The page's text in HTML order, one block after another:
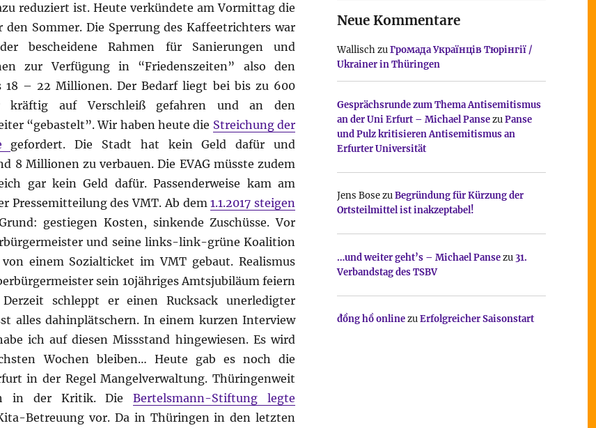
reduziert ist. Heute verkündete am Vormittag die
Sommer. Die Sperrung des Kaffeetrichters war
bescheidene Rahmen für Sanierungen und
zur Verfügung in “Friedenszeiten” also den
18 – 22 Millionen. Der Bedarf liegt bei bis zu 600
kräftig auf Verschleiß gefahren und an den
“gebastelt”. Wir haben heute die Streichung der
gefordert. Die Stadt hat kein Geld dafür und
8 Millionen zu verbauen. Die EVAG müsste zudem
gar kein Geld dafür. Passenderweise kam am
Pressemitteilung des VMT. Ab dem1.1.2017 steigen
gestiegen Kosten, sinkende Zuschüsse. Vor
und seine links-link-grüne Koalition
einem Sozialticket im VMT gebaut. Realismus
sein 10jähriges Amtsjubiläum feiern
schleppt er einen Rucksack unerledigter
alles dahinplätschern. In einem kurzen Interview
ich auf diesen Missstand hingewiesen. Es wird
Wochen bleiben… Heute gab es noch die
in der Regel Mangelverwaltung. Thüringenweit
in der Kritik. DieBertelsmann-Stiftung legte
Betreuung vor. Da in Thüringen in den letzten
Neue Kommentare
WallischzuГромада Українців Тюрінгії /
Ukrainer in Thüringen
Gesprächsrunde zum Thema Antisemitismus
an der Uni Erfurt – Michael PansezuPanse
und Pulz kritisieren Antisemitismus an
Erfurter Universität
Jens BosezuBegründung für Kürzung der
Ortsteilmittel ist inakzeptabel!
…und weiter geht’s – Michael Pansezu31.
Verbandstag des TSBV
đồng hồ onlinezuErfolgreicher Saisonstart